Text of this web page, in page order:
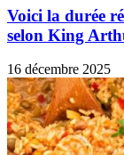
Voici la durée
selon King
16 décembre 2025